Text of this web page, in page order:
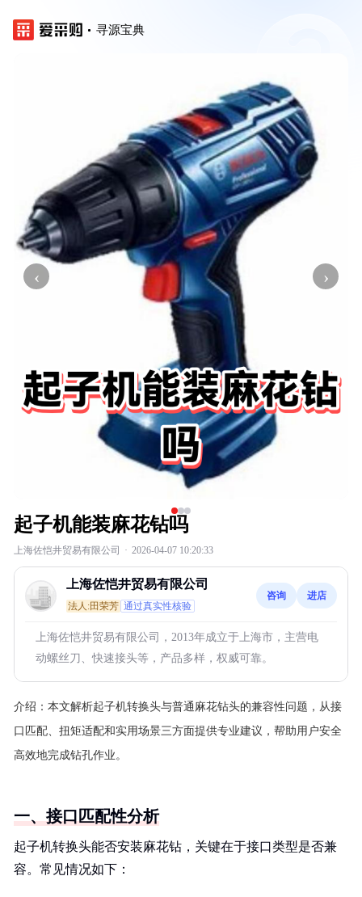
寻源宝典
‹ ›
起子机能装麻花钻吗
上海佐恺井贸易有限公司 · 2026-04-07 10:20:33
上海佐恺井贸易有限公司
法人:田荣芳 通过真实性核验
咨询 进店
上海佐恺井贸易有限公司，2013年成立于上海市，主营电
动螺丝刀、快速接头等，产品多样，权威可靠。
介绍： 本文解析起子机转换头与普通麻花钻头的兼容性问题，从接
口匹配、扭矩适配和实用场景三方面提供专业建议，帮助用户安全
高效地完成钻孔作业。
一、接口匹配性分析
起子机转换头能否安装麻花钻，关键在于接口类型是否兼
容。常见情况如下：